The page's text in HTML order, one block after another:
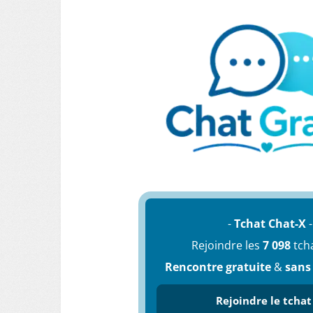
-Tchat Chat-X-
Rejoindre les 7 098
Rencontre gratuite &
Rejoindre le tchat